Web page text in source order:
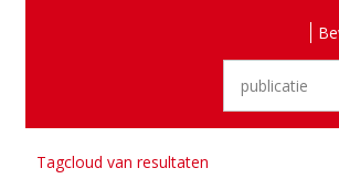
Tagcloud van resultaten